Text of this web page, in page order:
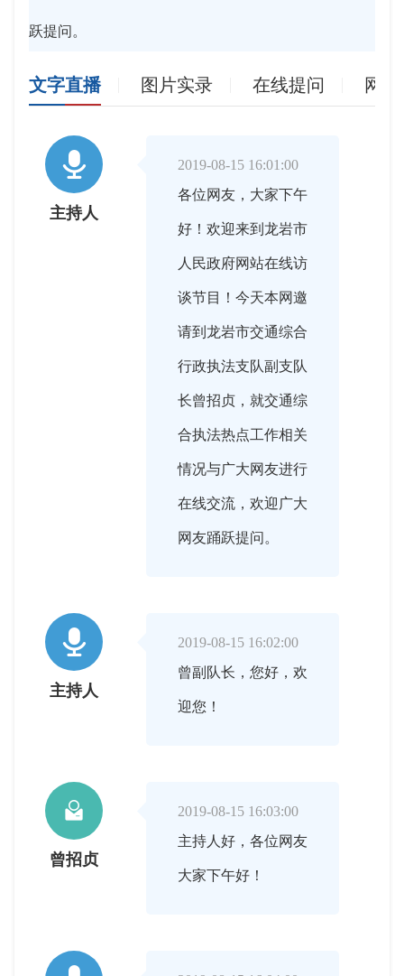
跃提问。
文字直播 图片实录 在线提问 网

主持人
2019-08-15 16:01:00
各位网友，大家下午
好！欢迎来到龙岩市
人民政府网站在线访
谈节目！今天本网邀
请到龙岩市交通综合
行政执法支队副支队
长曾招贞，就交通综
合执法热点工作相关
情况与广大网友进行
在线交流，欢迎广大
网友踊跃提问。

主持人
2019-08-15 16:02:00
曾副队长，您好，欢
迎您！

曾招贞
2019-08-15 16:03:00
主持人好，各位网友
大家下午好！